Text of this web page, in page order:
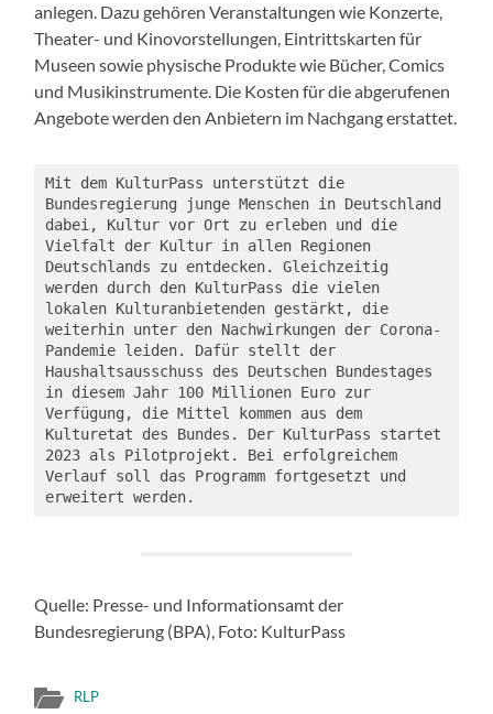
anlegen. Dazu gehören Veranstaltungen wie Konzerte,
Theater- und Kinovorstellungen, Eintrittskarten für
Museen sowie physische Produkte wie Bücher, Comics
und Musikinstrumente. Die Kosten für die abgerufenen
Angebote werden den Anbietern im Nachgang erstattet.
Mit dem KulturPass unterstützt die
Bundesregierung junge Menschen in Deutschland
dabei, Kultur vor Ort zu erleben und die
Vielfalt der Kultur in allen Regionen
Deutschlands zu entdecken. Gleichzeitig
werden durch den KulturPass die vielen
lokalen Kulturanbietenden gestärkt, die
weiterhin unter den Nachwirkungen der Corona-
Pandemie leiden. Dafür stellt der
Haushaltsausschuss des Deutschen Bundestages
in diesem Jahr 100 Millionen Euro zur
Verfügung, die Mittel kommen aus dem
Kulturetat des Bundes. Der KulturPass startet
2023 als Pilotprojekt. Bei erfolgreichem
Verlauf soll das Programm fortgesetzt und
erweitert werden.
Quelle: Presse- und Informationsamt der
Bundesregierung (BPA), Foto: KulturPass
RLP